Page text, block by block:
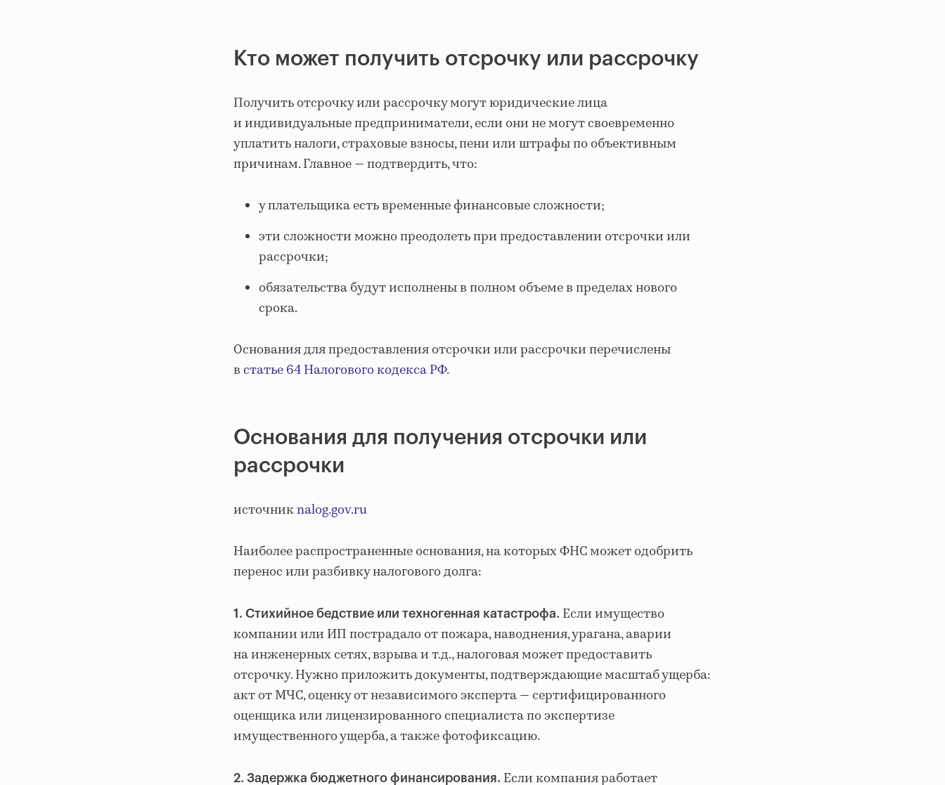
Кто может получить отсрочку или рассрочку
Получить отсрочку или рассрочку могут юридические лица
и индивидуальные предприниматели, если они не могут своевременно
уплатить налоги, страховые взносы, пени или штрафы по объективным
причинам. Главное — подтвердить, что:
у плательщика есть временные финансовые сложности;
эти сложности можно преодолеть при предоставлении отсрочки или
рассрочки;
обязательства будут исполнены в полном объеме в пределах нового
срока.
Основания для предоставления отсрочки или рассрочки перечислены
встатье 64 Налогового кодекса РФ.
Основания для получения отсрочки или
рассрочки
источникnalog.gov.ru
Наиболее распространенные основания, на которых ФНС может одобрить
перенос или разбивку налогового долга:
1. Стихийное бедствие или техногенная катастрофа. Если имущество
компании или ИП пострадало от пожара, наводнения, урагана, аварии
на инженерных сетях, взрыва и т.д., налоговая может предоставить
отсрочку. Нужно приложить документы, подтверждающие масштаб ущерба:
акт от МЧС, оценку от независимого эксперта — сертифицированного
оценщика или лицензированного специалиста по экспертизе
имущественного ущерба, а также фотофиксацию.
2. Задержка бюджетного финансирования. Если компания работает